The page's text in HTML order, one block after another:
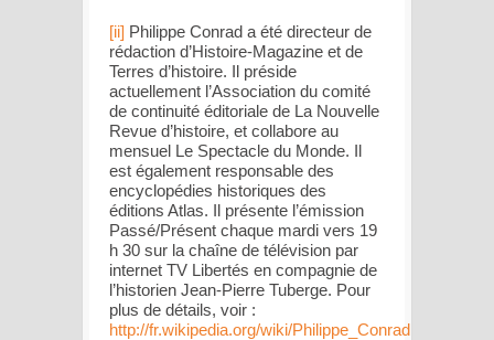
[ii] Philippe Conrad a été directeur de
rédaction d’Histoire-Magazine et de
Terres d’histoire. Il préside
actuellement l’Association du comité
de continuité éditoriale de La Nouvelle
Revue d’histoire, et collabore au
mensuel Le Spectacle du Monde. Il
est également responsable des
encyclopédies historiques des
éditions Atlas. Il présente l’émission
Passé/Présent chaque mardi vers 19
h 30 sur la chaîne de télévision par
internet TV Libertés en compagnie de
l’historien Jean-Pierre Tuberge. Pour
plus de détails, voir :
http://fr.wikipedia.org/wiki/Philippe_Conrad